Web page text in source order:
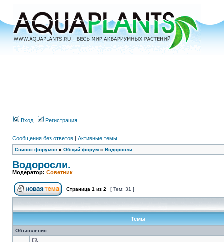
Вход Регистрация
Сообщения без ответов | Активные темы
Список форумов » Общий форум » Водоросли.
Водоросли.
Модератор: Советник
Страница 1 из 2 [ Тем: 31 ]
Темы
Объявления